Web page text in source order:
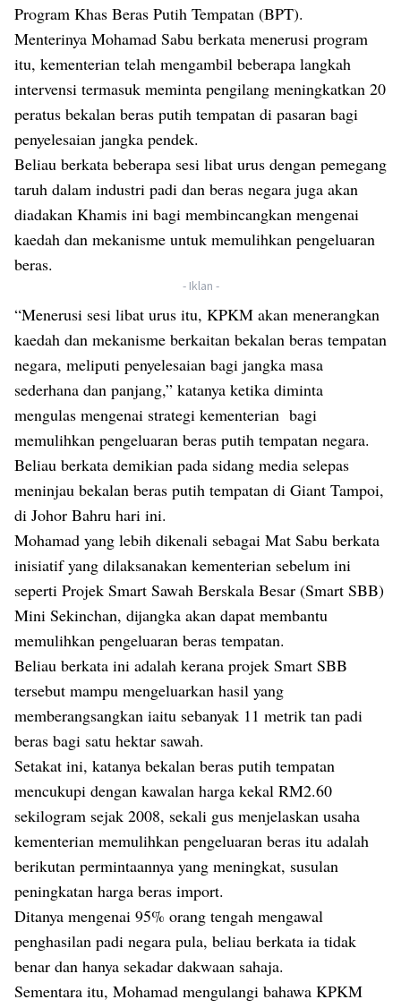
Program Khas Beras Putih Tempatan (BPT).
Menterinya Mohamad Sabu berkata menerusi program
itu, kementerian telah mengambil beberapa langkah
intervensi termasuk meminta pengilang meningkatkan 20
peratus bekalan beras putih tempatan di pasaran bagi
penyelesaian jangka pendek.
Beliau berkata beberapa sesi libat urus dengan pemegang
taruh dalam industri padi dan beras negara juga akan
diadakan Khamis ini bagi membincangkan mengenai
kaedah dan mekanisme untuk memulihkan pengeluaran
beras.
- Iklan -
“Menerusi sesi libat urus itu, KPKM akan menerangkan
kaedah dan mekanisme berkaitan bekalan beras tempatan
negara, meliputi penyelesaian bagi jangka masa
sederhana dan panjang,” katanya ketika diminta
mengulas mengenai strategi kementerian bagi
memulihkan pengeluaran beras putih tempatan negara.
Beliau berkata demikian pada sidang media selepas
meninjau bekalan beras putih tempatan di Giant Tampoi,
di Johor Bahru hari ini.
Mohamad yang lebih dikenali sebagai Mat Sabu berkata
inisiatif yang dilaksanakan kementerian sebelum ini
seperti Projek Smart Sawah Berskala Besar (Smart SBB)
Mini Sekinchan, dijangka akan dapat membantu
memulihkan pengeluaran beras tempatan.
Beliau berkata ini adalah kerana projek Smart SBB
tersebut mampu mengeluarkan hasil yang
memberangsangkan iaitu sebanyak 11 metrik tan padi
beras bagi satu hektar sawah.
Setakat ini, katanya bekalan beras putih tempatan
mencukupi dengan kawalan harga kekal RM2.60
sekilogram sejak 2008, sekali gus menjelaskan usaha
kementerian memulihkan pengeluaran beras itu adalah
berikutan permintaannya yang meningkat, susulan
peningkatan harga beras import.
Ditanya mengenai 95% orang tengah mengawal
penghasilan padi negara pula, beliau berkata ia tidak
benar dan hanya sekadar dakwaan sahaja.
Sementara itu, Mohamad mengulangi bahawa KPKM